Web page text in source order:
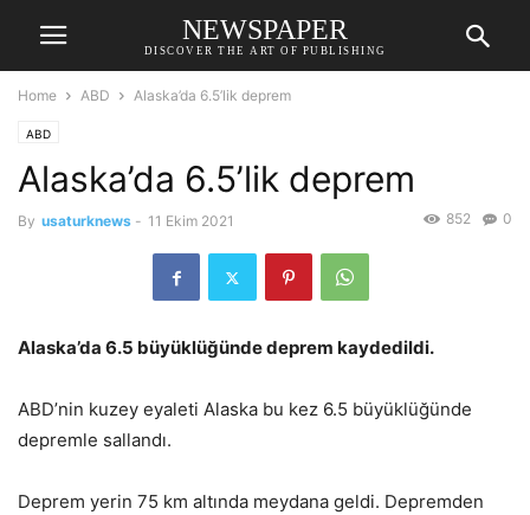
NEWSPAPER
DISCOVER THE ART OF PUBLISHING
Home ABD Alaska’da 6.5’lik deprem
ABD
Alaska’da 6.5’lik deprem
By usaturknews - 11 Ekim 2021 0
852
Alaska’da 6.5 büyüklüğünde deprem kaydedildi.
ABD’nin kuzey eyaleti Alaska bu kez 6.5 büyüklüğünde
depremle sallandı.
Deprem yerin 75 km altında meydana geldi. Depremden